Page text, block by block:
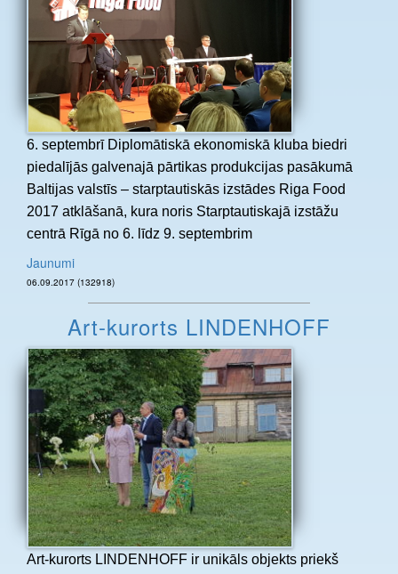
6. septembrī Diplomātiskā ekonomiskā kluba biedri
piedalījās galvenajā pārtikas produkcijas pasākumā
Baltijas valstīs – starptautiskās izstādes Riga Food
2017 atklāšanā, kura noris Starptautiskajā izstāžu
centrā Rīgā no 6. līdz 9. septembrim
Jaunumi
06.09.2017 (132918)
Art-kurorts LINDENHOFF
Art-kurorts LINDENHOFF ir unikāls objekts priekš